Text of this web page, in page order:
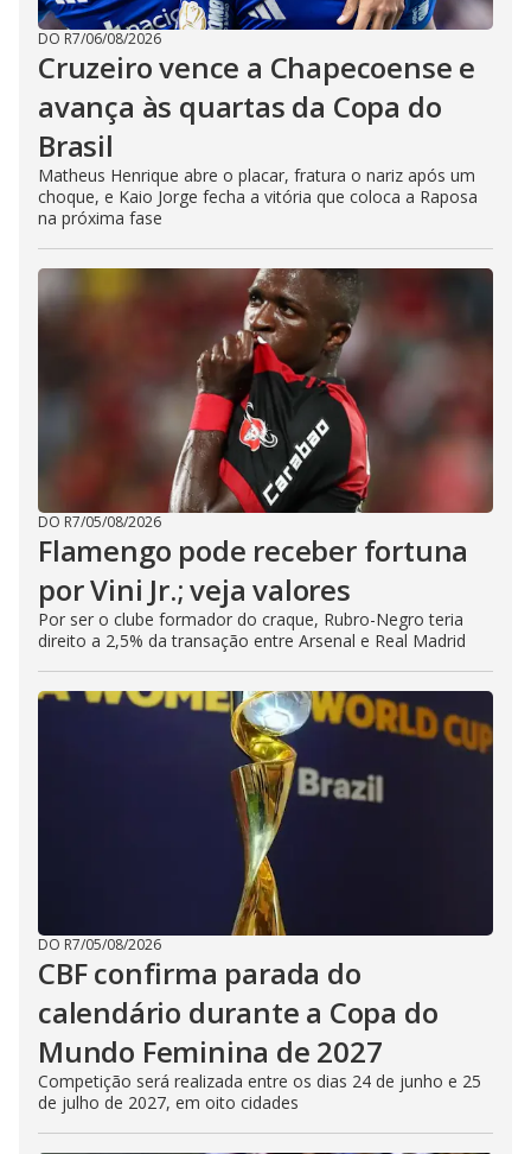
DO R7/06/08/2026
Cruzeiro vence a Chapecoense e
avança às quartas da Copa do
Brasil
Matheus Henrique abre o placar, fratura o nariz após um
choque, e Kaio Jorge fecha a vitória que coloca a Raposa
na próxima fase
DO R7/05/08/2026
Flamengo pode receber fortuna
por Vini Jr.; veja valores
Por ser o clube formador do craque, Rubro-Negro teria
direito a 2,5% da transação entre Arsenal e Real Madrid
DO R7/05/08/2026
CBF confirma parada do
calendário durante a Copa do
Mundo Feminina de 2027
Competição será realizada entre os dias 24 de junho e 25
de julho de 2027, em oito cidades